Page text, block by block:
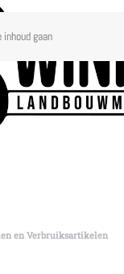
inhoud gaan
en Verbruiksartikelen